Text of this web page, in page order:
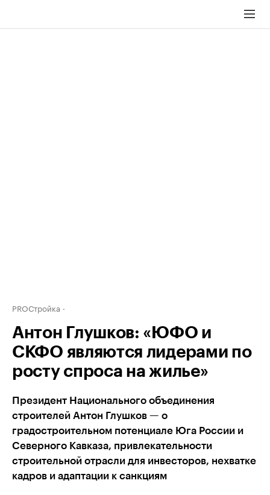
PROСтройка
Антон Глушков: «ЮФО и
СКФО являются лидерами по
росту спроса на жилье»
Президент Национального объединения
строителей Антон Глушков — о
градостроительном потенциале Юга России и
Северного Кавказа, привлекательности
строительной отрасли для инвесторов, нехватке
кадров и адаптации к санкциям